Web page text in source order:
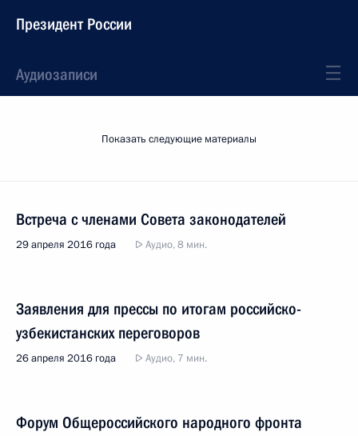
Президент России
Аудиозаписи
Показать следующие материалы
Встреча с членами Совета законодателей
29 апреля 2016 года Аудио, 8 мин.
Заявления для прессы по итогам российско-
узбекистанских переговоров
26 апреля 2016 года Аудио, 7 мин.
Форум Общероссийского народного фронта